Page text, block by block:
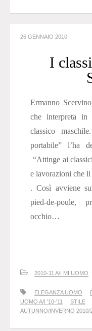
26 GENNAIO 2010
I
Ermanno
che interpreta in
classico
portabile” l’ha
“Attinge ai
e lavorazioni che li
. Così avviene
pied-de-poule,
occhio…
2010-11 A/I MI UOMO
ELEGANZA UOMO
UOMO A/I '10-'11
STILE
AUTUNNO/INVERNO 2010/